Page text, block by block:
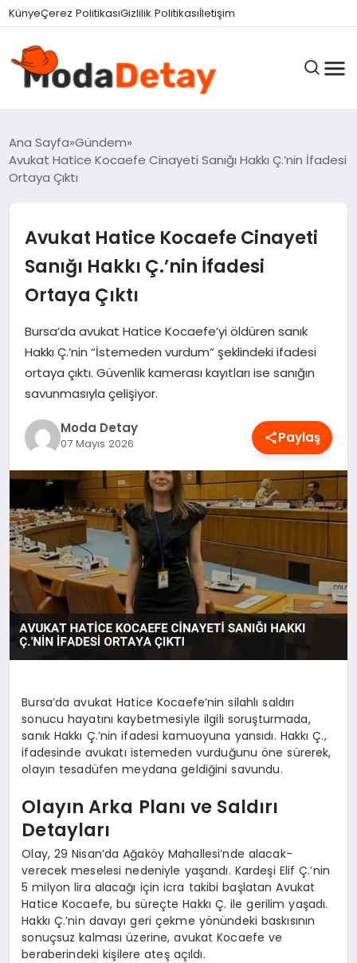
KünyeÇerez PolitikasıGizlilik Politikasıİletişim
GÜNDEM
DÜNYA
EĞITIM
MAGAZIN
SAĞLIK
TEKNOLOJI
YAŞAM
Ana Sayfa Gündem
Avukat Hatice Kocaefe Cinayeti Sanığı Hakkı Ç.’nin İfadesi
Ortaya Çıktı
Avukat Hatice Kocaefe Cinayeti
Sanığı Hakkı Ç.’nin İfadesi
Ortaya Çıktı
Bursa’da avukat Hatice Kocaefe’yi öldüren sanık
Hakkı Ç.’nin “İstemeden vurdum” şeklindeki ifadesi
ortaya çıktı. Güvenlik kamerası kayıtları ise sanığın
savunmasıyla çelişiyor.
Moda Detay
07 Mayıs 2026 Paylaş
Bursa’da avukat Hatice Kocaefe’nin silahlı saldırı
sonucu hayatını kaybetmesiyle ilgili soruşturmada,
sanık Hakkı Ç.’nin ifadesi kamuoyuna yansıdı. Hakkı Ç.,
ifadesinde avukatı istemeden vurduğunu öne sürerek,
olayın tesadüfen meydana geldiğini savundu.
Olayın Arka Planı ve Saldırı
Detayları
Olay, 29 Nisan’da Ağaköy Mahallesi’nde alacak-
verecek meselesi nedeniyle yaşandı. Kardeşi Elif Ç.’nin
5 milyon lira alacağı için icra takibi başlatan Avukat
Hatice Kocaefe, bu süreçte Hakkı Ç. ile gerilim yaşadı.
Hakkı Ç.’nin davayı geri çekme yönündeki baskısının
sonuçsuz kalması üzerine, avukat Kocaefe ve
beraberindeki kişilere ateş açıldı.